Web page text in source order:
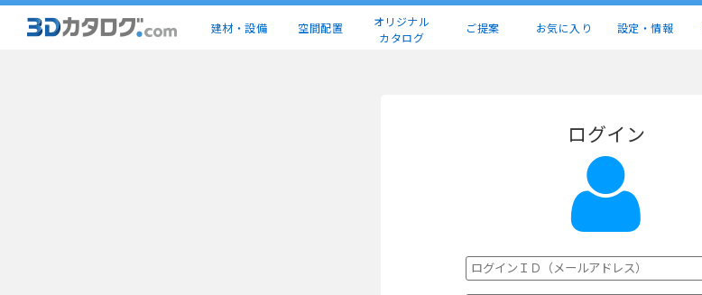
建材・設備 空間配置
オリジナル
カタログ
ご提案 お気に入り 設定・情報
ログイン